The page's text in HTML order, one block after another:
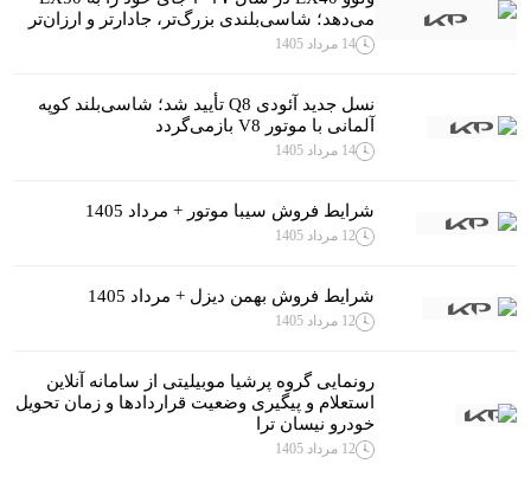
می‌دهد؛ شاسی‌بلندی بزرگ‌تر، جادارتر و ارزان‌تر
14 مرداد 1405
نسل جدید آئودی Q8 تأیید شد؛ شاسی‌بلند کوپه
آلمانی با موتور V8 بازمی‌گردد
14 مرداد 1405
شرایط فروش سیبا موتور + مرداد 1405
12 مرداد 1405
شرایط فروش بهمن دیزل + مرداد 1405
12 مرداد 1405
رونمایی گروه پرشیا موبیلیتی از سامانه آنلاین
استعلام و پیگیری وضعیت قراردادها و زمان تحویل
خودرو نیسان ترا
12 مرداد 1405